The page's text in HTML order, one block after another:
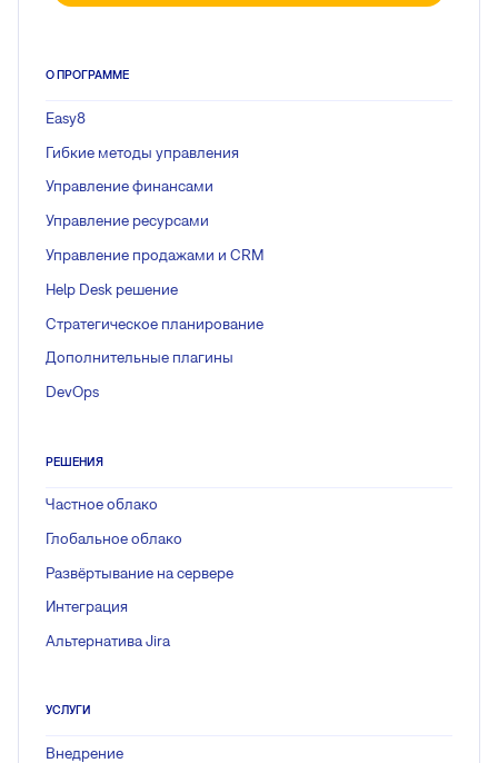
О ПРОГРАММЕ
Easy8
Гибкие методы управления
Управление финансами
Управление ресурсами
Управление продажами и CRM
Help Desk решение
Стратегическое планирование
Дополнительные плагины
DevOps
РЕШЕНИЯ
Частное облако
Глобальное облако
Развёртывание на сервере
Интеграция
Альтернатива Jira
УСЛУГИ
Внедрение